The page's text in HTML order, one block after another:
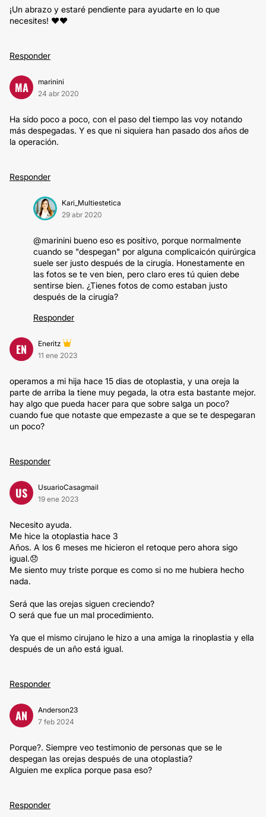
¡Un abrazo y estaré pendiente para ayudarte en lo que
necesites! ❤❤
Responder
MA
marinini
24 abr 2020
Ha sido poco a poco, con el paso del tiempo las voy notando
más despegadas. Y es que ni siquiera han pasado dos años de
la operación.
Responder
Kari_Multiestetica
29 abr 2020
@marinini bueno eso es positivo, porque normalmente
cuando se "despegan" por alguna complicaicón quirúrgica
suele ser justo después de la cirugía. Honestamente en
las fotos se te ven bien, pero claro eres tú quien debe
sentirse bien. ¿Tienes fotos de como estaban justo
después de la cirugía?
Responder
EN
Eneritz
11 ene 2023
operamos a mi hija hace 15 dias de otoplastia, y una oreja la
parte de arriba la tiene muy pegada, la otra esta bastante mejor.
hay algo que pueda hacer para que sobre salga un poco?
cuando fue que notaste que empezaste a que se te despegaran
un poco?
Responder
US
UsuarioCasagmail
19 ene 2023
Necesito ayuda.
Me hice la otoplastia hace 3
Años. A los 6 meses me hicieron el retoque pero ahora sigo
igual.😞
Me siento muy triste porque es como si no me hubiera hecho
nada.
Será que las orejas siguen creciendo?
O será que fue un mal procedimiento.
Ya que el mismo cirujano le hizo a una amiga la rinoplastia y ella
después de un año está igual.
Responder
AN
Anderson23
7 feb 2024
Porque?. Siempre veo testimonio de personas que se le
despegan las orejas después de una otoplastia?
Alguien me explica porque pasa eso?
Responder